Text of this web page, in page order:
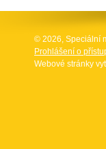
© 2026, Speciální
Prohlášení o
Webové stránky